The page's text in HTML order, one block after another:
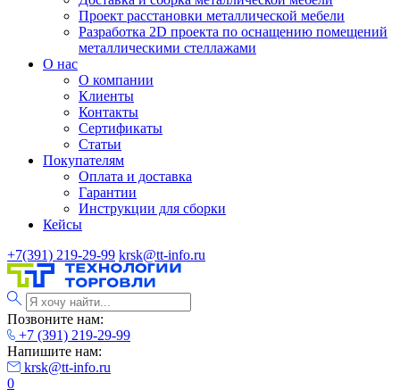
Проект расстановки металлической мебели
Разработка 2D проекта по оснащению помещений
металлическими стеллажами
О нас
О компании
Клиенты
Контакты
Сертификаты
Статьи
Покупателям
Оплата и доставка
Гарантии
Инструкции для сборки
Кейсы
+7(391) 219-29-99 krsk@tt-info.ru
Позвоните нам:
+7 (391) 219-29-99
Напишите нам:
krsk@tt-info.ru
0